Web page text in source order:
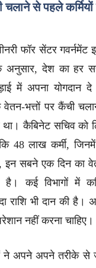
चलाने से पहले
फॉर सेंटर गवर्नमेंट
अनुसार, देश का हर
में अपना योगदान
वेतन-भत्तों पर कैंची
था। कैबिनेट सचिव
48 लाख कर्मी,
इन सबने एक दिन का
कई विभागों में
राशि भी दान की है।
नहीं करना चाहिए।
ने अपने अपने तरीके से